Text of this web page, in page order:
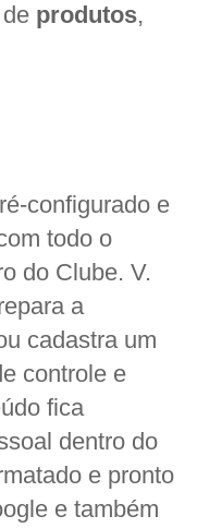
produtos,
configurado e
todo o
do Clube. V.
a
cadastra um
controle e
fica
dentro do
e pronto
e também